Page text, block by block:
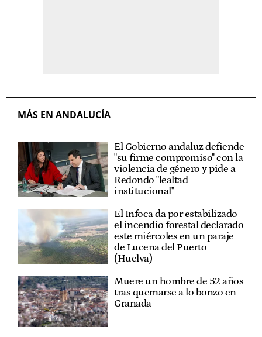
MÁS EN ANDALUCÍA
El Gobierno andaluz defiende
"su firme compromiso" con la
violencia de género y pide a
Redondo "lealtad
institucional"
El Infoca da por estabilizado
el incendio forestal declarado
este miércoles en un paraje
de Lucena del Puerto
(Huelva)
Muere un hombre de 52 años
tras quemarse a lo bonzo en
Granada